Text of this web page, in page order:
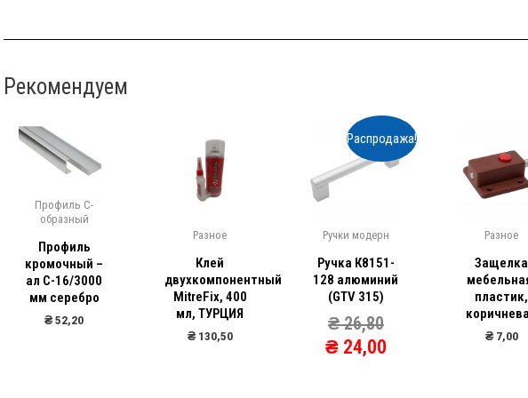
Рекомендуем
Профиль С-
образный
Профиль
кромочный –
ал С-16/3000
мм серебро
₴52,20
Разное
Клей
двухкомпонентный
MitreFix, 400
мл, ТУРЦИЯ
₴130,50
Распродажа!
Ручки модерн
Ручка К8151-
128 алюминий
(GTV 315)
₴26,80
₴24,00
Разное
Защелка
пластик,
₴7,00